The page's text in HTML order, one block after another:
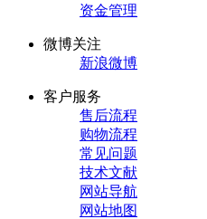
资金管理
微博关注
新浪微博
客户服务
售后流程
购物流程
常见问题
技术文献
网站导航
网站地图